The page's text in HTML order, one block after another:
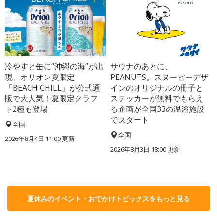
冷やすと缶に“沖縄の海”が出
現、オリオン夏限定
「BEACH CHILL」が公式通
販で大人気！夏限定クラフ
ト2種も登場
全国
2026年8月4日 11:00更新
サウナのあとに、
PEANUTS。スヌーピーデザ
インのオリジナルの冊子と
ステッカーが無料でもらえ
る企画が全国33の温浴施設
でスタート
全国
2026年8月3日 18:00更新
夏休みのイベント・おでかけトピックスをもっと見る